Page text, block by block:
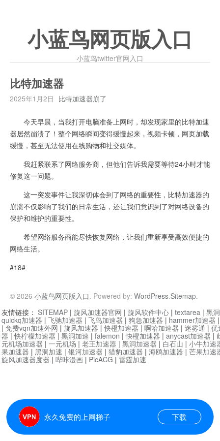
小蓝鸟网页版入口
小蓝鸟twitter官网入口
比特加速器
2025年1月2日 比特加速器崩了
今天早晨，当我打开电脑准备上网时，却发现家里的比特加速
器居然崩溃了！整个网络瞬间变得缓慢起来，视频卡顿，网页加载
缓慢，甚至无法使用在线购物和社交媒体。
我赶紧联系了网络服务商，但他们告诉我需要等待24小时才能
修复这一问题。
这一突发事件让我深切体会到了网络的重要性，比特加速器的
崩溃不仅影响了我们的日常生活，还让我们意识到了对网络设备的
保护和维护的重要性。
希望网络服务商能尽快恢复网络，让我们重新享受高效便捷的
网络生活。
#18#
© 2026 小蓝鸟网页版入口. Powered by: WordPress.Sitemap.
永久免费的上网梯子 下载
友情链接： SITEMAP | 旋风加速器官网 | 旋风软件中心 | textarea | 黑
quickq加速器 | 飞驰加速器 | 飞鸟加速器 | 狗急加速器 | hammer加速器
| 免费vqn加速外网 | 旋风加速器 |快橙加速器 | 啊哈加速器 | 迷雾通 | 优
器 |快柠檬加速器 | 黑洞加速 | falemon |快橙加速器 | anycast加速器 |
元机场加速器 | 一元机场 | 老王加速器 | 黑洞加速器 | 白石山 | 小牛加速
果加速器 | 黑洞加速 | 银河加速器 | 猎豹加速器 | 海鸥加速器 | 芒果加速
旋风加速器度器 | 哔咔漫画 | PicACG | 雷霆加速